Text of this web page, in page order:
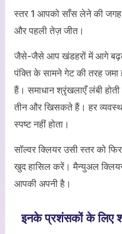
स्तर 1 आपको साँस लेने की
और पहली तेज़ जीत।
जैसे-जैसे आप खंडहरों में आगे बढ़ते
पंक्ति के सामने गेट की तरह जमा
हैं। समाधान श्रृंखलाएँ लंबी
तीन और खिसकते हैं। हर
स्पष्ट नहीं होता।
सॉल्वर क्लियर उसी स्तर को
खुद हासिल करें। मैन्युअल
आपकी अपनी है।
इनके प्रशंसकों के लिए